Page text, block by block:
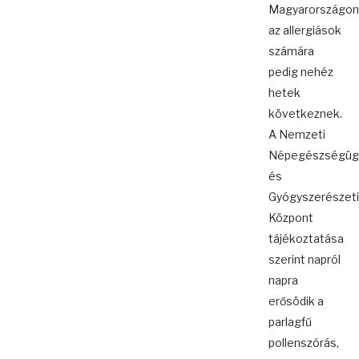
az allergiások
számára
pedig nehéz
hetek
következnek.
A Nemzeti
és
Gyógyszerészeti
Központ
tájékoztatása
szerint napról
napra
erősödik a
parlagfű
pollenszórás,